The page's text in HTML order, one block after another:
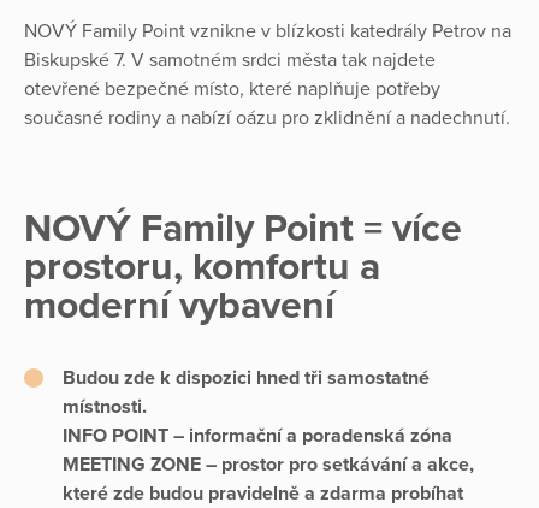
NOVÝ Family Point vznikne v blízkosti katedrály Petrov na
Biskupské 7. V samotném srdci města tak najdete
otevřené bezpečné místo, které naplňuje potřeby
současné rodiny a nabízí oázu pro zklidnění a nadechnutí.
NOVÝ Family Point = více
prostoru, komfortu a
moderní vybavení
Budou zde k dispozici hned tři samostatné
místnosti.
INFO POINT – informační a poradenská zóna
MEETING ZONE – prostor pro setkávání a akce,
které zde budou pravidelně a zdarma probíhat